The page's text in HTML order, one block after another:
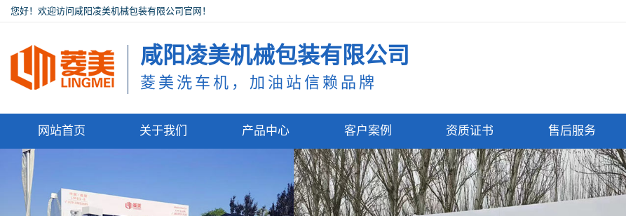
您好！欢迎访问咸阳凌美机械包装有限公司官网！
咸阳凌美机械包装有限公司
菱美洗车机，加油站信赖品牌
网站首页 关于我们 产品中心 客户案例 资质证书 售后服务